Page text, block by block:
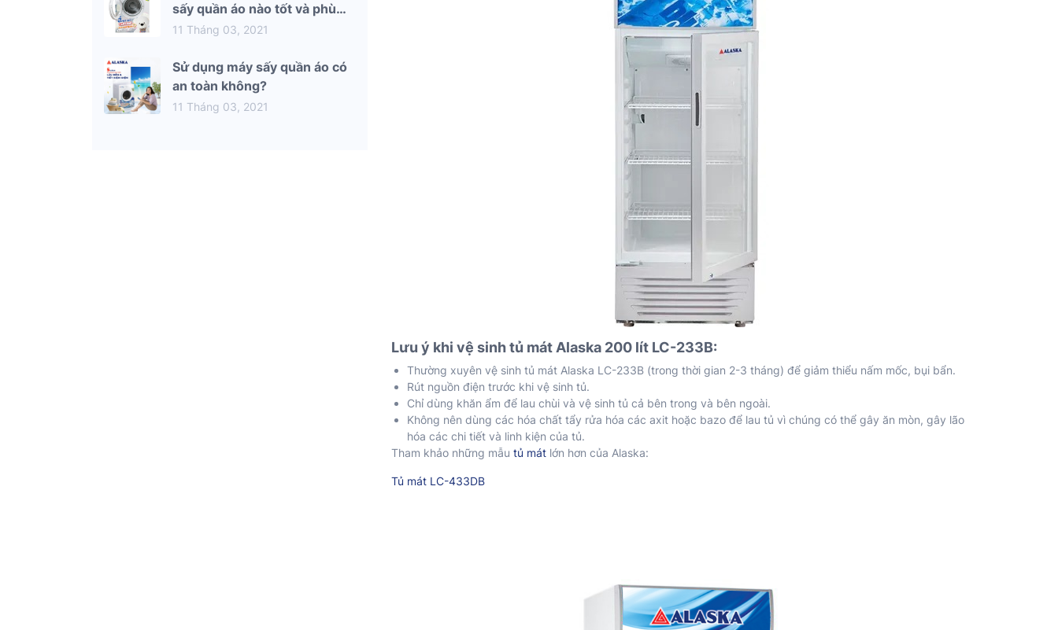
sấy quần áo nào tốt và phù
hợp nhất với gia đình bạn
11 Tháng 03, 2021
Sử dụng máy sấy quần áo có
an toàn không?
11 Tháng 03, 2021
Lưu ý khi vệ sinh tủ mát Alaska 200 lít LC-233B:
Thường xuyên vệ sinh tủ mát Alaska LC-233B (trong thời gian 2-3 tháng) để giảm thiểu nấm mốc, bụi bẩn.
Rút nguồn điện trước khi vệ sinh tủ.
Chỉ dùng khăn ẩm để lau chùi và vệ sinh tủ cả bên trong và bên ngoài.
Không nên dùng các hóa chất tẩy rửa hóa các axit hoặc bazo để lau tủ vì chúng có thể gây ăn mòn, gây lão
hóa các chi tiết và linh kiện của tủ.
Tham khảo những mẫu tủ mát lớn hơn của Alaska:
Tủ mát LC-433DB